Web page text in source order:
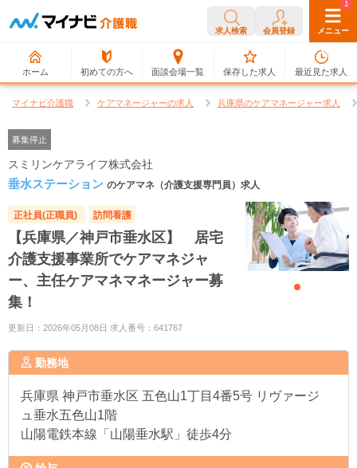
求人検索 会員登録 メニュー
ホーム 初めての方へ 面談会場一覧
0
保存した求人
1
最近見た求人
マイナビ介護職 ケアマネージャーの求人 兵庫県のケアマネージャー求人
募集停止
スミリンケアライフ株式会社
垂水ステーション のケアマネ（介護支援専門員）求人
正社員(正職員) 訪問看護
【兵庫県／神戸市垂水区】 居宅
介護支援事業所でケアマネジャ
ー、主任ケアマネマネージャー募
集！
更新日：2026年05月08日 求人番号：641767
勤務地
兵庫県 神戸市垂水区 五色山1丁目4番5号 リヴァージ
ュ垂水五色山1階
山陽電鉄本線「山陽垂水駅」徒歩4分